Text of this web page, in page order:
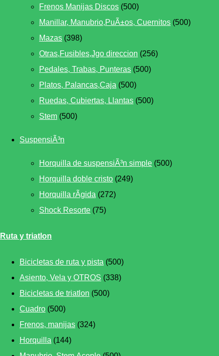
Frenos Manijas Discos (500)
Manillar, Manubrio,PuÃ±os, Cuernitos (500)
Mazas (398)
Otras,Fusibles,Jgo direccion (256)
Pedales, Trabas, Punteras (500)
Platos, Palancas,Caja (500)
Ruedas, Cubiertas, Llantas (500)
Stem (500)
SuspensiÃ³n
Horquilla de suspensiÃ³n simple (500)
Horquilla doble cristo (249)
Horquilla rÃ­gida (272)
Shock Resorte (75)
Ruta y triatlon
Bicicletas de ruta y pista (500)
Asiento, Vela y OTROS (338)
Bicicletas de triatlon (500)
Cuadro (500)
Frenos, manijas (324)
Horquilla (144)